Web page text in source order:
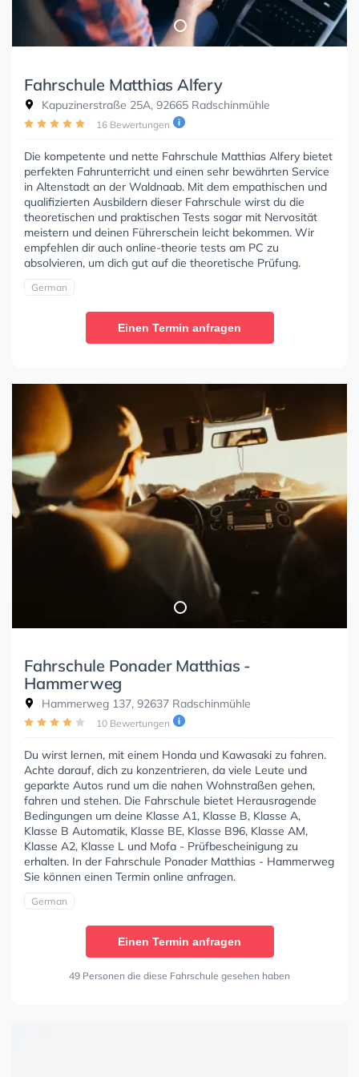
Fahrschule Matthias Alfery
Kapuzinerstraße 25A, 92665 Radschinmühle
16 Bewertungen
Die kompetente und nette Fahrschule Matthias Alfery bietet
perfekten Fahrunterricht und einen sehr bewährten Service
in Altenstadt an der Waldnaab. Mit dem empathischen und
qualifizierten Ausbildern dieser Fahrschule wirst du die
theoretischen und praktischen Tests sogar mit Nervosität
meistern und deinen Führerschein leicht bekommen. Wir
empfehlen dir auch online-theorie tests am PC zu
absolvieren, um dich gut auf die theoretische Prüfung.
German
Einen Termin anfragen
Fahrschule Ponader Matthias -
Hammerweg
Hammerweg 137, 92637 Radschinmühle
10 Bewertungen
Du wirst lernen, mit einem Honda und Kawasaki zu fahren.
Achte darauf, dich zu konzentrieren, da viele Leute und
geparkte Autos rund um die nahen Wohnstraßen gehen,
fahren und stehen. Die Fahrschule bietet Herausragende
Bedingungen um deine Klasse A1, Klasse B, Klasse A,
Klasse B Automatik, Klasse BE, Klasse B96, Klasse AM,
Klasse A2, Klasse L und Mofa - Prüfbescheinigung zu
erhalten. In der Fahrschule Ponader Matthias - Hammerweg
Sie können einen Termin online anfragen.
German
Einen Termin anfragen
49 Personen die diese Fahrschule gesehen haben